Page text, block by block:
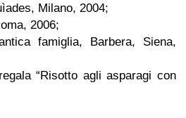
Milano, 2004;
2006;
famiglia, Barbera, Siena,
“Risotto agli asparagi con